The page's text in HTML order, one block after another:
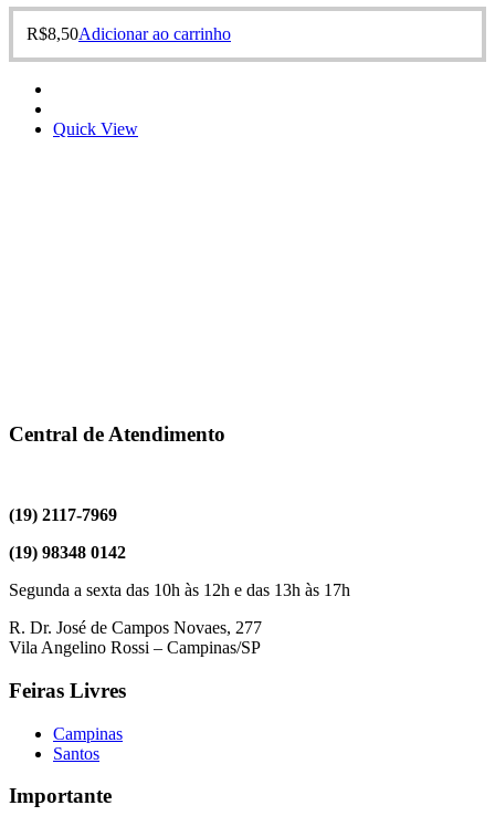
R$8,50Adicionar ao carrinho
Quick View
Central de Atendimento
(19) 2117-7969
(19) 98348 0142
Segunda a sexta das 10h às 12h e das 13h às 17h
R. Dr. José de Campos Novaes, 277
Vila Angelino Rossi – Campinas/SP
Feiras Livres
Campinas
Santos
Importante